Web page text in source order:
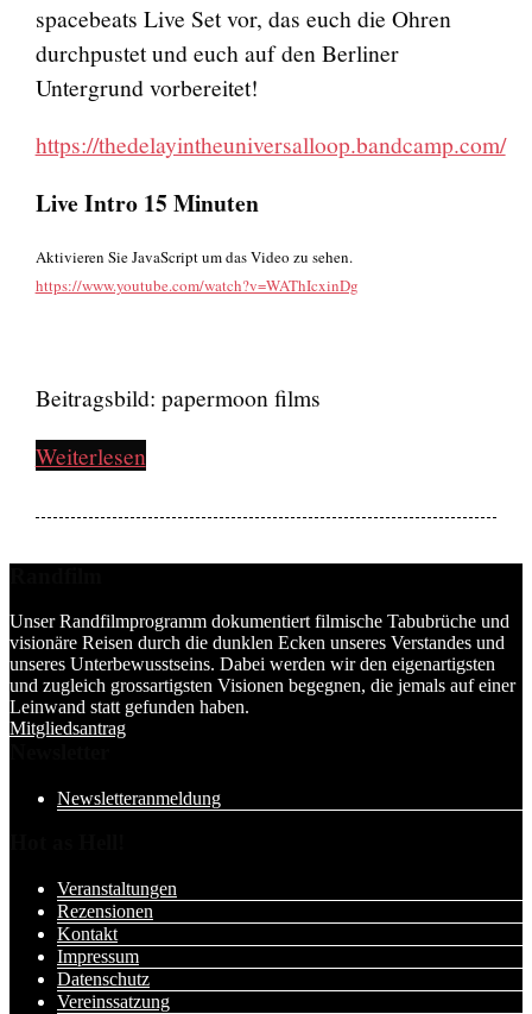
spacebeats Live Set vor, das euch die Ohren
durchpustet und euch auf den Berliner
Untergrund vorbereitet!
https://thedelayintheuniversalloop.bandcamp.com/
Live Intro 15 Minuten
Aktivieren Sie JavaScript um das Video zu sehen.
https://www.youtube.com/watch?v=WAThIcxinDg
Beitragsbild: papermoon films
Weiterlesen
Unser Randfilmprogramm dokumentiert filmische Tabubrüche und
visionäre Reisen durch die dunklen Ecken unseres Verstandes und
unseres Unterbewusstseins. Dabei werden wir den eigenartigsten
und zugleich grossartigsten Visionen begegnen, die jemals auf einer
Leinwand statt gefunden haben.
Mitgliedsantrag
Newsletteranmeldung
Veranstaltungen
Rezensionen
Kontakt
Impressum
Datenschutz
Vereinssatzung